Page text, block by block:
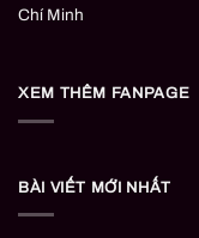
Chí Minh
XEM THÊM FANPAGE
BÀI VIẾT MỚI NHẤT